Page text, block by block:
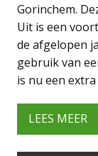
Gorinchem.
Uit is een
de afgelopen
gebruik van
is nu een
LEES MEER